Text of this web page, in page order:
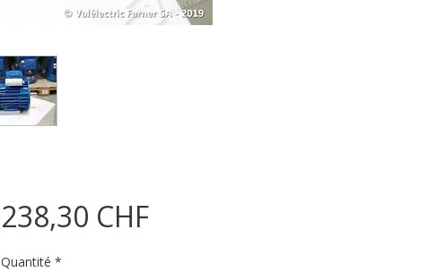
238,30 CHFPrix
Quantité *